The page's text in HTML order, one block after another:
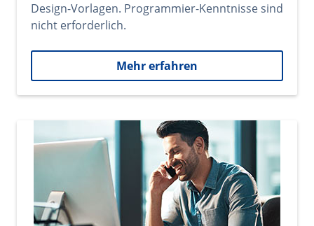
Design-Vorlagen. Programmier-Kenntnisse sind
nicht erforderlich.
Mehr erfahren